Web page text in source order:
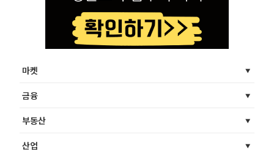
마켓
금융
부동산
산업